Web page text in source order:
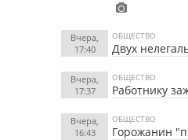
Вчера,
17:40
ОБЩЕСТВО
Двух
Вчера,
17:37
ОБЩЕСТВО
Работнику
Вчера,
16:43
ОБЩЕСТВО
Горожанин